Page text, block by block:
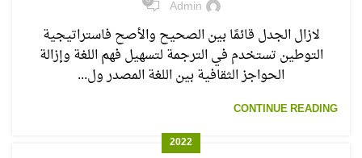
Admin
لازال الجدل قائمًا بين الصحيح والأصح فاستراتيجية
التوطين تستخدم في الترجمة لتسهيل فهم اللغة وإزالة
الحواجز الثقافية بين اللغة المصدر ول...
CONTINUE READING
2022